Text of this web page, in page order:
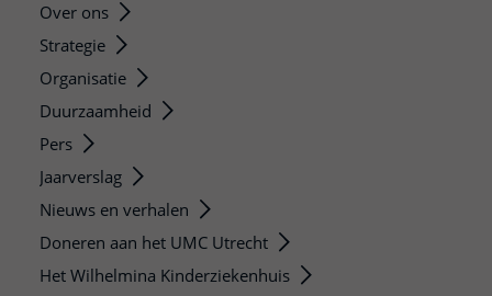
Over ons
Strategie
Organisatie
Duurzaamheid
Pers
Jaarverslag
Nieuws en verhalen
Doneren aan het UMC Utrecht
Het Wilhelmina Kinderziekenhuis